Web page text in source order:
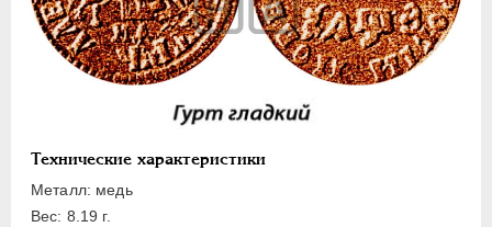
Технические характеристики
Металл: медь
Вес: 8.19 г.
Пробные
Для Речи Посполитой
Монетовидные жетоны
1725-1727
ПЕТР II 1727-1729
АННА ИОАННОВНА
ИОАНН АНТОНОВИЧ